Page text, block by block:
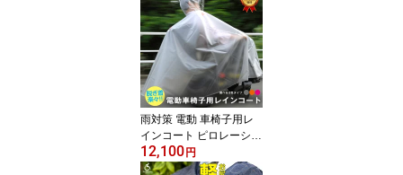
カバー ブラック モンベ
ル mont-bell 携帯用 雨具
防寒 ひざ掛け 雨 梅雨 台
風 自走 介護 車いす 車イ
ス レインコート レイン
ウエア ひざ掛け 頚損 脊
損
雨対策 電動 車椅子用レ
インコート ピロレーシン
グ XL オレンジ ピンク グ
レー 雨の車椅子移動を快
12,100 円